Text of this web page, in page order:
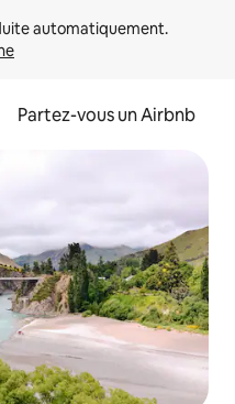
Partez-vous un Airbnb